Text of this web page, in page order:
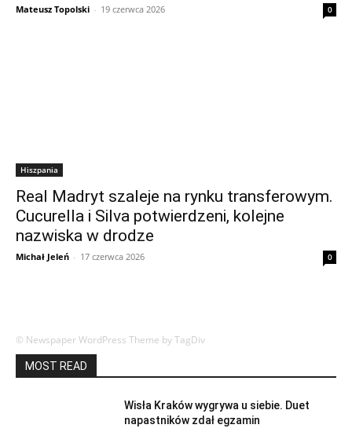
Mateusz Topolski - 19 czerwca 2026 0
Hiszpania
Real Madryt szaleje na rynku transferowym.
Cucurella i Silva potwierdzeni, kolejne
nazwiska w drodze
Michał Jeleń - 17 czerwca 2026 0
© Newspaper WordPress Theme by TagDiv
MOST READ
Wisła Kraków wygrywa u siebie. Duet
napastników zdał egzamin